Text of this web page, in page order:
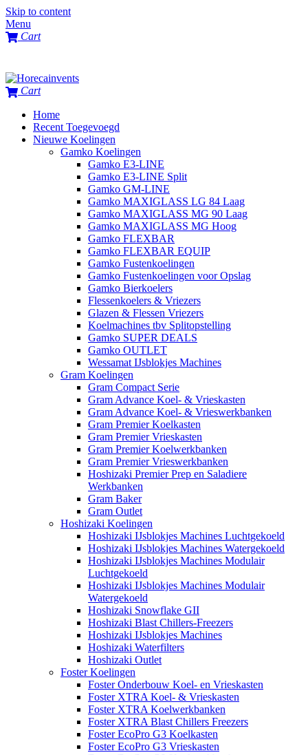
Skip to content
Menu
Cart
Cart
Home
Recent Toegevoegd
Nieuwe Koelingen
Gamko Koelingen
Gamko E3-LINE
Gamko E3-LINE Split
Gamko GM-LINE
Gamko MAXIGLASS LG 84 Laag
Gamko MAXIGLASS MG 90 Laag
Gamko MAXIGLASS MG Hoog
Gamko FLEXBAR
Gamko FLEXBAR EQUIP
Gamko Fustenkoelingen
Gamko Fustenkoelingen voor Opslag
Gamko Bierkoelers
Flessenkoelers & Vriezers
Glazen & Flessen Vriezers
Koelmachines tbv Splitopstelling
Gamko SUPER DEALS
Gamko OUTLET
Wessamat IJsblokjes Machines
Gram Koelingen
Gram Compact Serie
Gram Advance Koel- & Vrieskasten
Gram Advance Koel- & Vrieswerkbanken
Gram Premier Koelkasten
Gram Premier Vrieskasten
Gram Premier Koelwerkbanken
Gram Premier Vrieswerkbanken
Hoshizaki Premier Prep en Saladiere
Werkbanken
Gram Baker
Gram Outlet
Hoshizaki Koelingen
Hoshizaki IJsblokjes Machines Luchtgekoeld
Hoshizaki IJsblokjes Machines Watergekoeld
Hoshizaki IJsblokjes Machines Modulair
Luchtgekoeld
Hoshizaki IJsblokjes Machines Modulair
Watergekoeld
Hoshizaki Snowflake GII
Hoshizaki Blast Chillers-Freezers
Hoshizaki IJsblokjes Machines
Hoshizaki Waterfilters
Hoshizaki Outlet
Foster Koelingen
Foster Onderbouw Koel- en Vrieskasten
Foster XTRA Koel- & Vrieskasten
Foster XTRA Koelwerkbanken
Foster XTRA Blast Chillers Freezers
Foster EcoPro G3 Koelkasten
Foster EcoPro G3 Vrieskasten